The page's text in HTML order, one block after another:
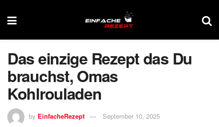
Das einzige Rezept das Du
brauchst, Omas
Kohlrouladen
by EinfacheRezept September 10, 2025